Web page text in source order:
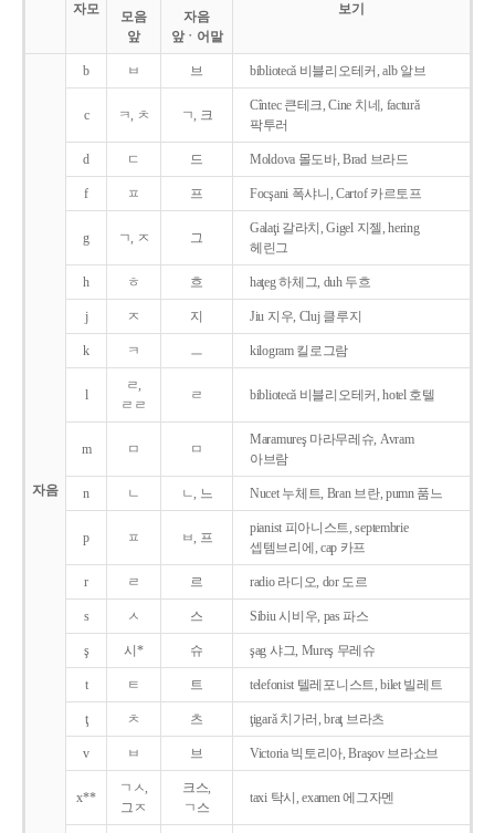
자모
보기
모음
앞
자음
앞ㆍ어말
자음
b ㅂ 브 bibliotecǎ 비블리오테커, alb 알브
c ㅋ, ㅊ ㄱ, 크
Cîntec 큰테크, Cine 치네, facturǎ
팍투러
d ㄷ 드 Moldova 몰도바, Brad 브라드
f ㅍ 프 Focşani 폭샤니, Cartof 카르토프
g ㄱ, ㅈ 그
Galaţi 갈라치, Gigel 지젤, hering
헤린그
h ㅎ 흐 haţeg 하체그, duh 두흐
j ㅈ 지 Jiu 지우, Cluj 클루지
k ㅋ ㅡ kilogram 킬로그람
l
ㄹ,
ㄹㄹ
ㄹ bibliotecǎ 비블리오테커, hotel 호텔
m ㅁ ㅁ
Maramureş 마라무레슈, Avram
아브람
n ㄴ ㄴ, 느 Nucet 누체트, Bran 브란, pumn 품느
p ㅍ ㅂ, 프
pianist 피아니스트, septembrie
셉템브리에, cap 카프
r ㄹ 르 radio 라디오, dor 도르
s ㅅ 스 Sibiu 시비우, pas 파스
ş 시* 슈 şag 샤그, Mureş 무레슈
t ㅌ 트 telefonist 텔레포니스트, bilet 빌레트
ţ ㅊ 츠 ţigarǎ 치가러, braţ 브라츠
v ㅂ 브 Victoria 빅토리아, Braşov 브라쇼브
x**
ㄱㅅ,
그ㅈ
크스,
ㄱ스
taxi 탁시, examen 에그자멘